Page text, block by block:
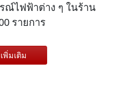
ไฟฟ้าต่าง ๆ ในร้าน
รายการ
เพิ่มเติม